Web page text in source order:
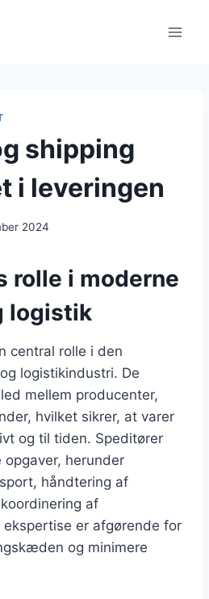
shipping
i leveringen
2024
rolle i moderne
logistik
central rolle i den
logistikindustri. De
mellem producenter,
hvilket sikrer, at varer
og til tiden. Speditører
herunder
håndtering af
af
ekspertise er afgørende for
og minimere